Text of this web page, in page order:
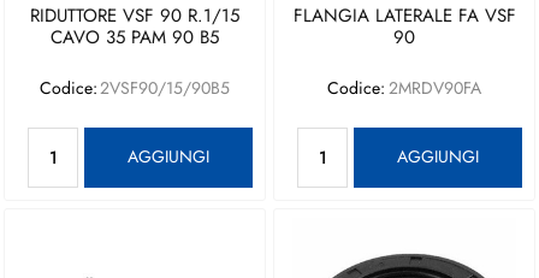
RIDUTTORE VSF 90 R.1/15
CAVO 35 PAM 90 B5
Codice:2VSF90/15/90B5
AGGIUNGI
FLANGIA LATERALE FA VSF
90
Codice: 2MRDV90FA
AGGIUNGI